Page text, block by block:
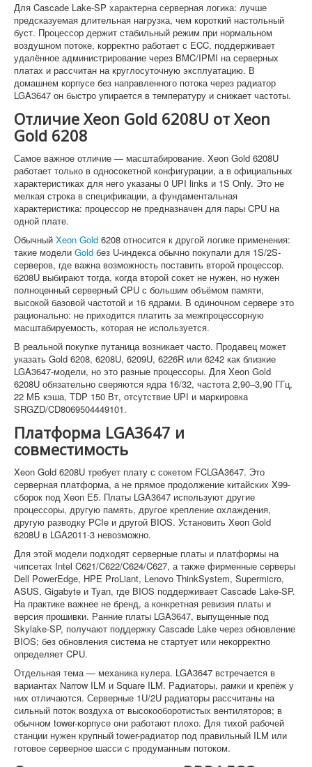
Для Cascade Lake-SP характерна серверная логика: лучше
предсказуемая длительная нагрузка, чем короткий настольный
буст. Процессор держит стабильный режим при нормальном
воздушном потоке, корректно работает с ECC, поддерживает
удалённое администрирование через BMC/IPMI на серверных
платах и рассчитан на круглосуточную эксплуатацию. В
домашнем корпусе без направленного потока через радиатор
LGA3647 он быстро упирается в температуру и снижает частоты.
Отличие Xeon Gold 6208U от Xeon
Gold 6208
Самое важное отличие — масштабирование. Xeon Gold 6208U
работает только в односокетной конфигурации, а в официальных
характеристиках для него указаны 0 UPI links и 1S Only. Это не
мелкая строка в спецификации, а фундаментальная
характеристика: процессор не предназначен для пары CPU на
одной плате.
Обычный Xeon Gold 6208 относится к другой логике применения:
такие модели Gold без U-индекса обычно покупали для 1S/2S-
серверов, где важна возможность поставить второй процессор.
6208U выбирают тогда, когда второй сокет не нужен, но нужен
полноценный серверный CPU с большим объёмом памяти,
высокой базовой частотой и 16 ядрами. В одиночном сервере это
рационально: не приходится платить за межпроцессорную
масштабируемость, которая не используется.
В реальной покупке путаница возникает часто. Продавец может
указать Gold 6208, 6208U, 6209U, 6226R или 6242 как близкие
LGA3647-модели, но это разные процессоры. Для Xeon Gold
6208U обязательно сверяются ядра 16/32, частота 2,90–3,90 ГГц,
22 МБ кэша, TDP 150 Вт, отсутствие UPI и маркировка
SRGZD/CD8069504449101.
Платформа LGA3647 и
совместимость
Xeon Gold 6208U требует плату с сокетом FCLGA3647. Это
серверная платформа, а не прямое продолжение китайских X99-
сборок под Xeon E5. Платы LGA3647 используют другие
процессоры, другую память, другое крепление охлаждения,
другую разводку PCIe и другой BIOS. Установить Xeon Gold
6208U в LGA2011-3 невозможно.
Для этой модели подходят серверные платы и платформы на
чипсетах Intel C621/C622/C624/C627, а также фирменные серверы
Dell PowerEdge, HPE ProLiant, Lenovo ThinkSystem, Supermicro,
ASUS, Gigabyte и Tyan, где BIOS поддерживает Cascade Lake-SP.
На практике важнее не бренд, а конкретная ревизия платы и
версия прошивки. Ранние платы LGA3647, выпущенные под
Skylake-SP, получают поддержку Cascade Lake через обновление
BIOS; без обновления система не стартует или некорректно
определяет CPU.
Отдельная тема — механика кулера. LGA3647 встречается в
вариантах Narrow ILM и Square ILM. Радиаторы, рамки и крепёж у
них отличаются. Серверные 1U/2U радиаторы рассчитаны на
сильный поток воздуха от высокооборотистых вентиляторов; в
обычном tower-корпусе они работают плохо. Для тихой рабочей
станции нужен крупный tower-радиатор под правильный ILM или
готовое серверное шасси с продуманным потоком.